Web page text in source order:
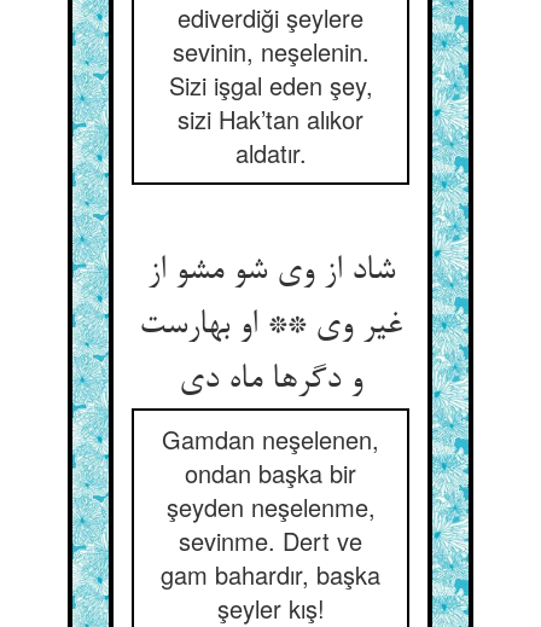
ediverdiği şeylere
sevinin, neşelenin.
Sizi işgal eden şey,
sizi Hak’tan alıkor
aldatır.
شاد از وی شو مشو از
غیر وی ** او بهارست
و دگرها ماه دی
Gamdan neşelenen,
ondan başka bir
şeyden neşelenme,
sevinme. Dert ve
gam bahardır, başka
şeyler kış!